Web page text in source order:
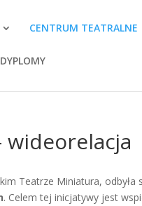
CENTRUM TEATRALNE
DYPLOMY
wideorelacja
Teatrze Miniatura, odbyła
. Celem tej inicjatywy jest